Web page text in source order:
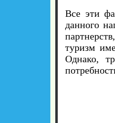
Все эти
данного
туризм
Однако,